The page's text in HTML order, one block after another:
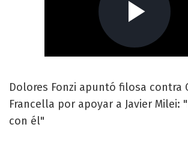
Dolores Fonzi apuntó filosa contra
Francella por apoyar a Javier Milei:
con él"